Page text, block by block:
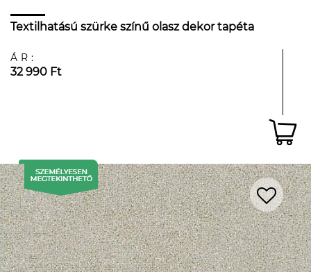
Textilhatású szürke színű olasz dekor tapéta
ÁR:
32 990 Ft